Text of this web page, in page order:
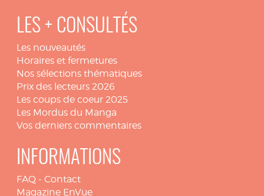
LES + CONSULTÉS
Les nouveautés
Horaires et fermetures
Nos sélections thématiques
Prix des lecteurs 2026
Les coups de coeur 2025
Les Mordus du Manga
Vos derniers commentaires
INFORMATIONS
FAQ - Contact
Magazine EnVue